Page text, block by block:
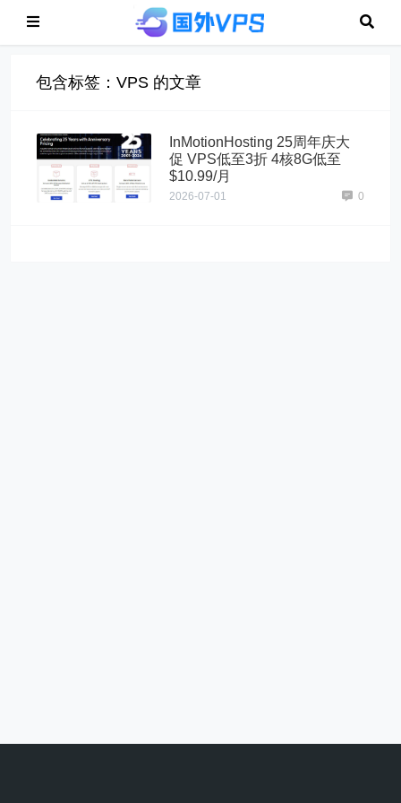
包含标签：VPS 的文章
InMotionHosting 25周年庆大
促 VPS低至3折 4核8G低至
$10.99/月
2026-07-01 0